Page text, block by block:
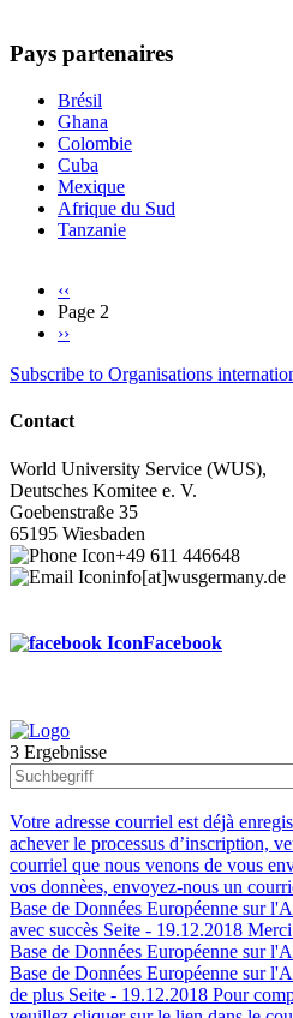
Pays partenaires
Brésil
Ghana
Colombie
Cuba
Mexique
Afrique du Sud
Tanzanie
Pagination
Previous
page
‹‹
Page 2
Next
››
Subscribe to Organisations
Contact
World University Service (WUS),
Deutsches Komitee e. V.
Goebenstraße 35
65195 Wiesbaden
+49 611 446648
info[at]wusgermany.de
Facebook
Footer
menu
3 Ergebnisse
Votre adresse courriel est déjà
achever le processus d’inscription,
courriel que nous venons de vous
vos donnèes, envoyez-nous un
Base de Données Européenne sur
avec succès Seite - 19.12.2018 Merci
Base de Données Européenne sur
Base de Données Européenne sur
de plus Seite - 19.12.2018 Pour